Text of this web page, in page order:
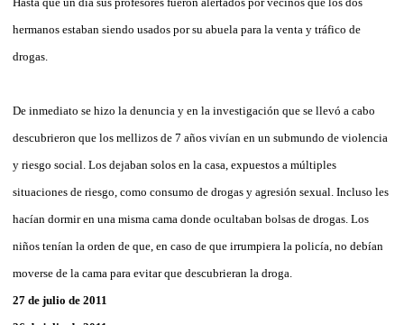
hermanos estaban siendo usados por su abuela para la venta y tráfico de
drogas.
De inmediato se hizo la denuncia y en la investigación que se llevó a cabo
descubrieron que los mellizos de 7 años vivían en un submundo de violencia
y riesgo social. Los dejaban solos en la casa, expuestos a múltiples
situaciones de riesgo, como consumo de drogas y agresión sexual. Incluso les
hacían dormir en una misma cama donde ocultaban bolsas de drogas. Los
niños tenían la orden de que, en caso de que irrumpiera la policía, no debían
moverse de la cama para evitar que descubrieran la droga.
27 de julio de 2011